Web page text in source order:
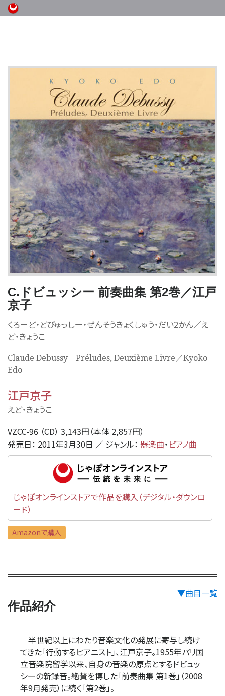
C.ドビュッシー 前奏曲集 第2巻／江戸
京子
くろーど・どびゅっしー・ぜんそうきょくしゅう・だい2かん／え
ど・きょうこ
Claude Debussy Préludes, Deuxième Livre／Kyoko
Edo
江戸京子
えど・きょうこ
VZCC-96 （CD） 3,143円（本体 2,857円）
発売日： 2011年3月30日 ／ ジャンル： 器楽曲・ ピアノ曲
じゃぽオンラインストアで作品を購入（デジタル・ダウンロ
ード）
Amazonで購入
▼曲目一覧
作品紹介
半世紀以上にわたり音楽文化の発展に寄与し続け
てきた「行動するピアニスト」、江戸京子。1955年パリ国
立音楽院留学以来、自身の音楽の原点とするドビュッ
シーの新録音。絶賛を博した「前奏曲集 第1巻」（2008
年9月発売）に続く「第2巻」。